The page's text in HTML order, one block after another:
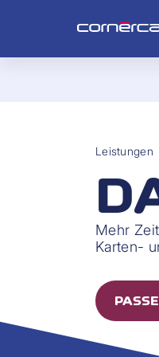
Leistungen
Mehr
Karten-